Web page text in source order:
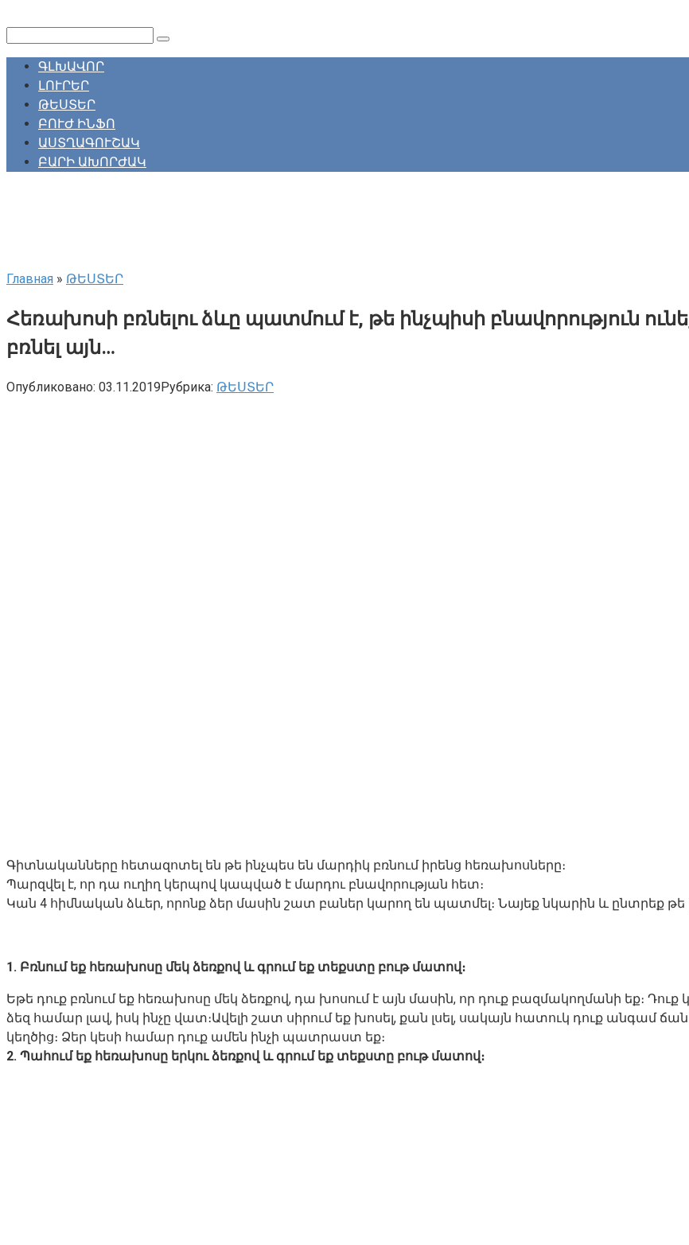
ԳԼԽԱՎՈՐ
ԼՈՒՐԵՐ
ԹԵՍՏԵՐ
ԲՈՒԺ ԻՆՖՈ
ԱՍՏՂԱԳՈՒՇԱԿ
ԲԱՐԻ ԱԽՈՐԺԱԿ
Главная » ԹԵՍՏԵՐ
Հեռախոսի բռնելու ձևը պատմում է, թե ինչպիսի բնավորություն
բռնել այն…
Опубликовано: 03.11.2019Рубрика: ԹԵՍՏԵՐ
Գիտնականները հետազոտել են թե ինչպես են մարդիկ բռնում իրենց հեռախոսները։
Պարզվել է, որ դա ուղիղ կերպով կապված է մարդու բնավորության հետ։
Կան 4 հիմնական ձևեր, որոնք ձեր մասին շատ բաներ կարող են պատմել։ Նայեք նկարին և ընտրեք թե
1. Բռնում եք հեռախոսը մեկ ձեռքով և գրում եք տեքստը բութ մատով։
Եթե դուք բռնում եք հեռախոսը մեկ ձեռքով, դա խոսում է այն մասին, որ դուք բազմակողմանի եք։
ձեզ համար լավ, իսկ ինչը վատ։Ավելի շատ սիրում եք խոսել, քան լսել, սակայն հատուկ դուք անգամ
կեղծից։ Ձեր կեսի համար դուք ամեն ինչի պատրաստ եք։
2. Պահում եք հեռախոսը երկու ձեռքով և գրում եք տեքստը բութ մատով։